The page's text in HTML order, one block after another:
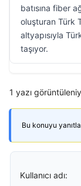
batısına fiber
oluşturan Türk
altyapısıyla
taşıyor.
1 yazı
Bu konuyu
Kullanıcı adı: